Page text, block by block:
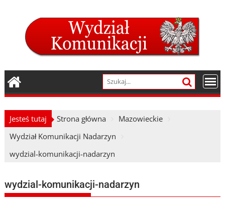
Jesteś tutaj Strona główna
Mazowieckie
Wydział Komunikacji Nadarzyn
wydzial-komunikacji-nadarzyn
wydzial-komunikacji-nadarzyn